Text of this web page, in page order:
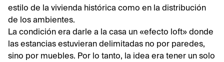
estilo de la vivienda histórica como en la distribución
de los ambientes.
La condición era darle a la casa un «efecto loft» donde
las estancias estuvieran delimitadas no por paredes,
sino por muebles. Por lo tanto, la idea era tener un solo